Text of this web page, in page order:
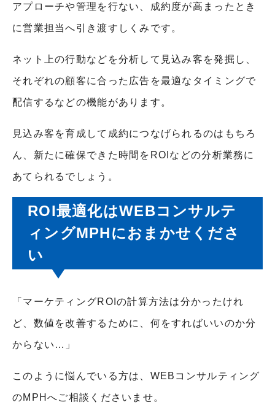
アプローチや管理を行ない、成約度が高まったとき
に営業担当へ引き渡すしくみです。
ネット上の行動などを分析して見込み客を発掘し、
それぞれの顧客に合った広告を最適なタイミングで
配信するなどの機能があります。
見込み客を育成して成約につなげられるのはもちろ
ん、新たに確保できた時間をROIなどの分析業務に
あてられるでしょう。
ROI最適化はWEBコンサルテ
ィングMPHにおまかせくださ
い
「マーケティングROIの計算方法は分かったけれ
ど、数値を改善するために、何をすればいいのか分
からない…」
このように悩んでいる方は、WEBコンサルティング
のMPHへご相談くださいませ。